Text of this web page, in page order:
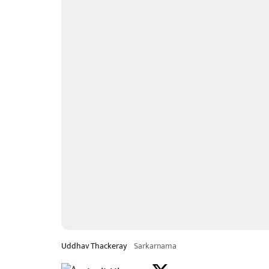
Uddhav Thackeray Sarkarnama